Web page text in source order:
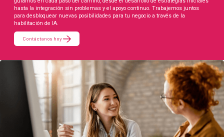
hasta la integración sin problemas y el apoyo continuo. Trabajemos juntos
para desbloquear nuevas posibilidades para tu negocio a través de la
habilitación de IA.
Contáctanos hoy